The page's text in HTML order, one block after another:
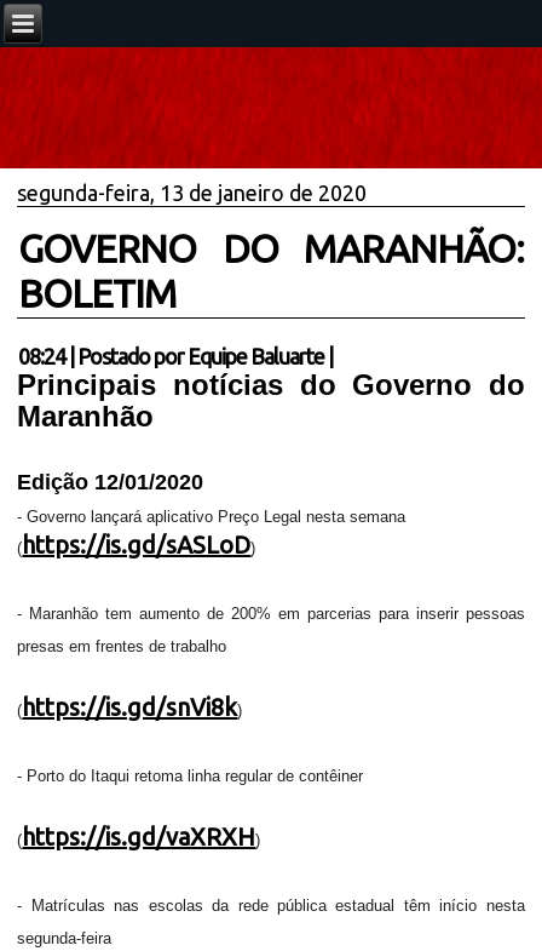
segunda-feira, 13 de janeiro de 2020
GOVERNO DO MARANHÃO:
BOLETIM
08:24| Postado por Equipe Baluarte
Principais notícias do Governo do
Maranhão
Edição 12/01/2020
- Governo lançará aplicativo Preço Legal nesta semana
( https://is.gd/sASLoD)
- Maranhão tem aumento de 200% em parcerias para inserir pessoas
presas em frentes de trabalho
( https://is.gd/snVi8k)
- Porto do Itaqui retoma linha regular de contêiner
( https://is.gd/vaXRXH)
- Matrículas nas escolas da rede pública estadual têm início nesta
segunda-feira